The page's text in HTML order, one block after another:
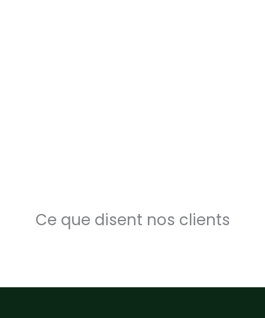
Ce que disent nos clients